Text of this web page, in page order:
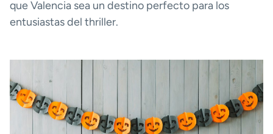
que Valencia sea un destino perfecto para los
entusiastas del thriller.